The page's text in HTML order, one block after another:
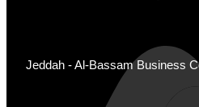
Jeddah - Al-Bassam Business